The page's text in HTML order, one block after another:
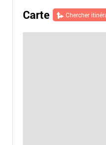
Carte Chercher